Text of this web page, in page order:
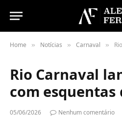
Home » Notícias » Carnaval » Rio
Rio Carnaval
com esquentas
05/06/2026 Nenhum comentário